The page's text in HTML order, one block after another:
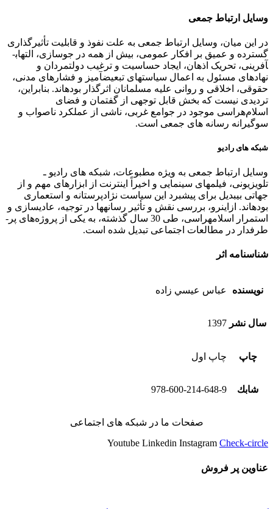
وسایل ارتباط جمعی
در این میان، وسایل ارتباط جمعی به­ علت نفوذ و قابلیت تأثیرگذاری
گسترده و عمیق بر افکار عمومی، بیش از همه در جوسازی، التهاب­
آفرینی، تحریک اذهان، ایجاد حساسیت و ترغیب دولتمردان و
نهادهای مسئول به اعمال سیاست­های تبعیض­آمیز و فشارهای مدنی،
حقوقی، اخلاقی و روانی علیه مسلمانان اثرگذار بوده­اند. بنابراین،
تردیدی نیست که بخش قابل توجهی از گفتمان و فضای
اسلام‌هراسی موجود در جوامع غربی، ناشی از عملکرد ناصواب و
سوگیرانه رسانه­ های جمعی است.
شبکه­ های رادیو
وسایل ارتباط جمعی به­ ویژه مطبوعات، شبکه­ های رادیو ـ
تلویزیونی، فیلم­های سینمایی و اخیراً اینترنت از ابزارهای مهم و از
جهاتی بی­بدیل برای پیشبرد این سیاست نژادپرستانه و استعماری
بوده­اند. ازاین­رو، بررسی نقش و تأثیر رسانه­ها در توجیه، عادی­سازی و
استمرار اسلام­هراسی، طی 30 سال گذشته، به یکی از پروژه‌های پر­
طرفدار در مطالعات اجتماعی تبدیل شده است.
شناسنامه اثر
نویسنده عباس عيسي زاده
سال نشر 1397
چاپ چاپ اول
شابك 978-600-214-648-9
صفحات ما در شبکه های اجتماعی
Youtube Linkedin Instagram Check-circle
عناوین پر فروش